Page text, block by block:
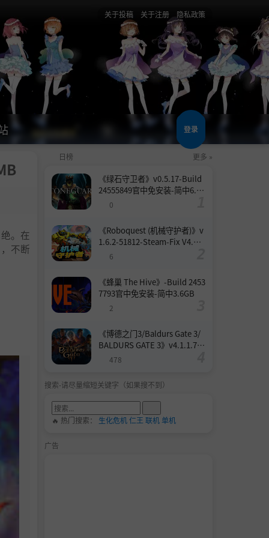
关于投稿 关于注册 隐私政策
登录
。在
不断
日榜 更多 »
《绿石守卫者》v0.5.17-Build
24555849官中免安装-简中6.6
0
《Roboquest (机械守护者)》v
1.6.2-51812-Steam-Fix V4.联
机版官中简体
6
《蜂巢 The Hive》-Build 2453
7793官中免安装-简中3.6GB
2
《博德之门3/Baldurs Gate 3/
BALDURS GATE 3》v4.1.1.739
8727-Build 24532579官中免安
478
搜索-请尽量缩短关键字（如果搜不到）
🔥 热门搜索： 生化危机仁王 联机单机
广告